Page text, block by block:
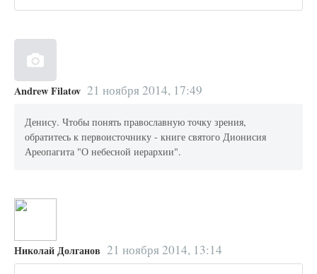
Andrew Filatov 21 ноября 2014, 17:49
Денису. Чтобы понять православную точку зрения,
обратитесь к первоисточнику - книге святого Дионисия
Ареопагита "О небесной иерархии".
Николай Долганов 21 ноября 2014, 13:14